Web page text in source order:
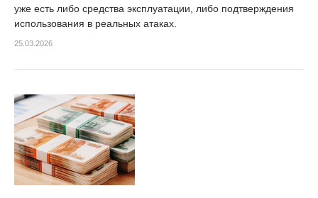
уже есть либо средства эксплуатации, либо подтверждения
использования в реальных атаках.
25.03.2026